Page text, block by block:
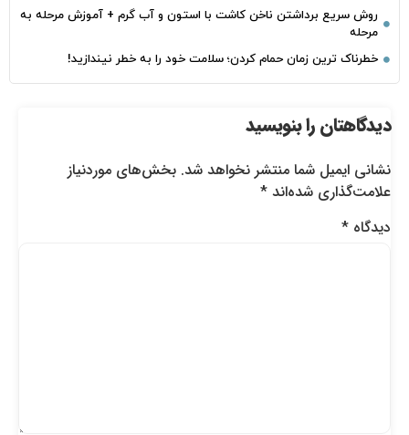
روش سریع برداشتن ناخن کاشت با استون و آب گرم + آموزش مرحله به
مرحله
خطرناک‌ ترین زمان‌ حمام کردن؛ سلامت خود را به خطر نیندازید!
دیدگاهتان را بنویسید
نشانی ایمیل شما منتشر نخواهد شد. بخش‌های موردنیاز
علامت‌گذاری شده‌اند*
دیدگاه*